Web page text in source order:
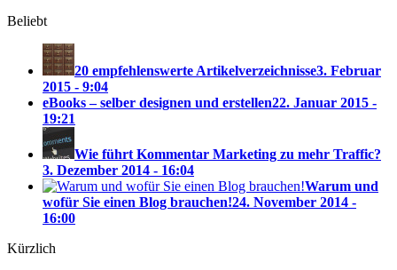
Beliebt
20 empfehlenswerte Artikelverzeichnisse3. Februar
2015 - 9:04
eBooks – selber designen und erstellen22. Januar 2015 -
19:21
Wie führt Kommentar Marketing zu mehr Traffic?
3. Dezember 2014 - 16:04
Warum und
wofür Sie einen Blog brauchen!24. November 2014 -
16:00
Kürzlich